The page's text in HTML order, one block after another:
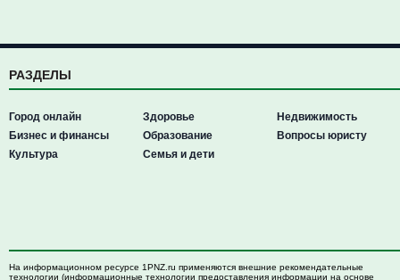
РАЗДЕЛЫ
Город онлайн
Бизнес и финансы
Культура
Здоровье
Образование
Семья и дети
Недвижимость
Вопросы юристу
На информационном ресурсе 1PNZ.ru применяются внешние рекомендательные
технологии (информационные технологии предоставления информации на основе